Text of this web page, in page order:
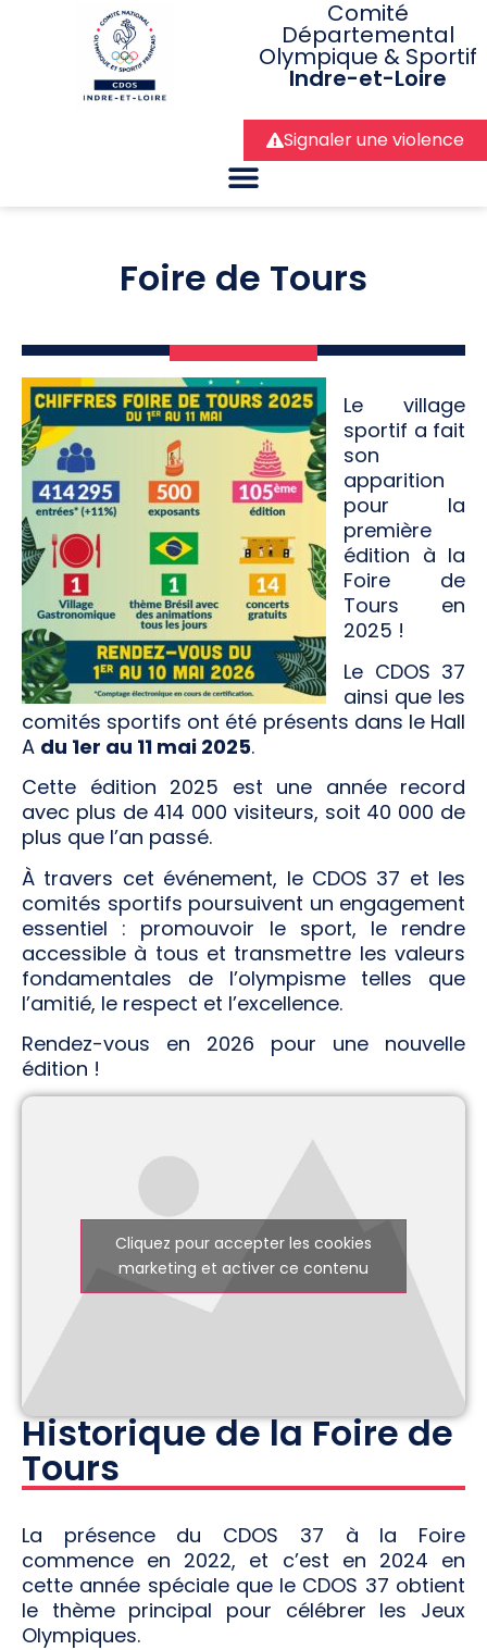
Comité
Départemental
Olympique & Sportif
Indre-et-Loire
Signaler une violence
Foire de Tours
Le village
sportif a fait
son
apparition
pour la
première
édition à la
Foire de
Tours en
2025 !
Le CDOS 37
ainsi que les
comités sportifs ont été présents dans le Hall
A du 1er au 11 mai 2025.
Cette édition 2025 est une année record
avec plus de 414 000 visiteurs, soit 40 000 de
plus que l’an passé.
À travers cet événement, le CDOS 37 et les
comités sportifs poursuivent un engagement
essentiel : promouvoir le sport, le rendre
accessible à tous et transmettre les valeurs
fondamentales de l’olympisme telles que
l’amitié, le respect et l’excellence.
Rendez-vous en 2026 pour une nouvelle
édition !
Cliquez pour accepter les cookies
marketing et activer ce contenu
Historique de la Foire de
Tours
La présence du CDOS 37 à la Foire
commence en 2022, et c’est en 2024 en
cette année spéciale que le CDOS 37 obtient
le thème principal pour célébrer les Jeux
Olympiques.